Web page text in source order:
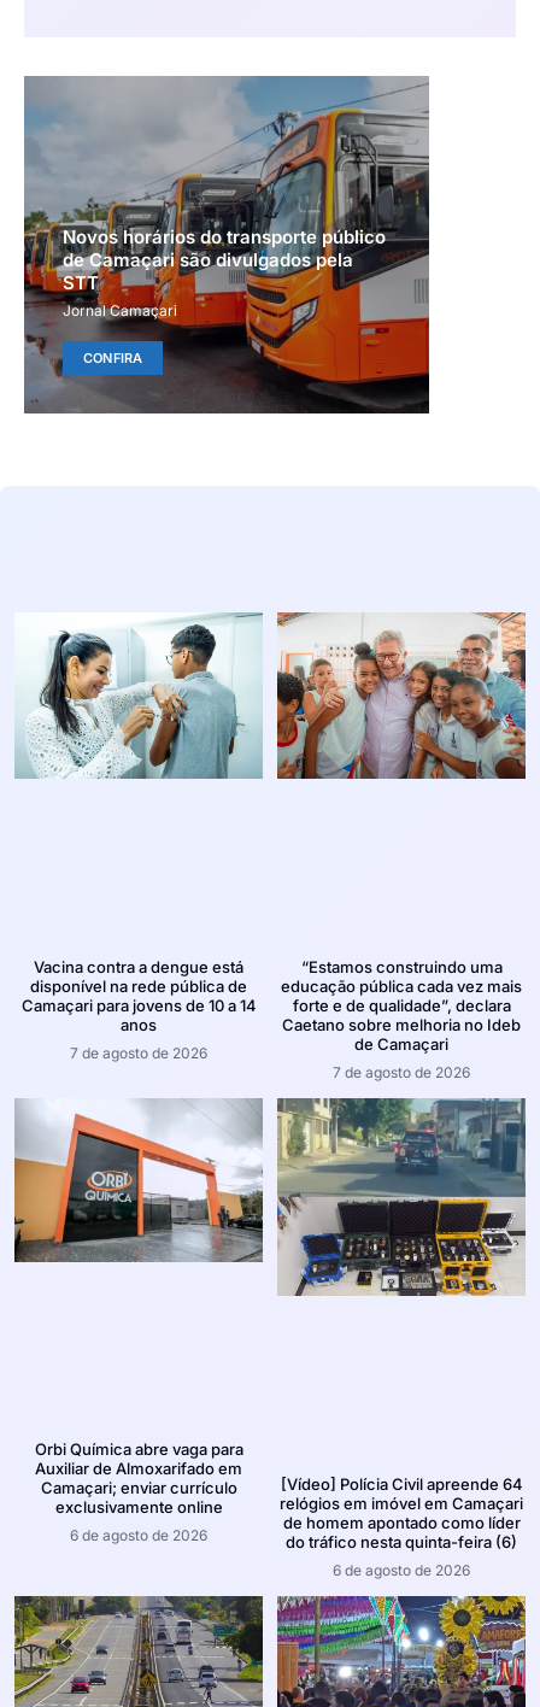
Novos horários do transporte público
de Camaçari são divulgados pela
STT
Jornal Camaçari
CONFIRA
Vacina contra a dengue está
disponível na rede pública de
Camaçari para jovens de 10 a 14
anos
7 de agosto de 2026
“Estamos construindo uma
educação pública cada vez mais
forte e de qualidade”, declara
Caetano sobre melhoria no Ideb
de Camaçari
7 de agosto de 2026
Orbi Química abre vaga para
Auxiliar de Almoxarifado em
Camaçari; enviar currículo
exclusivamente online
6 de agosto de 2026
[Vídeo] Polícia Civil apreende 64
relógios em imóvel em Camaçari
de homem apontado como líder
do tráfico nesta quinta-feira (6)
6 de agosto de 2026